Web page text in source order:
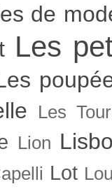
de
Les
Les
Lion
Lot